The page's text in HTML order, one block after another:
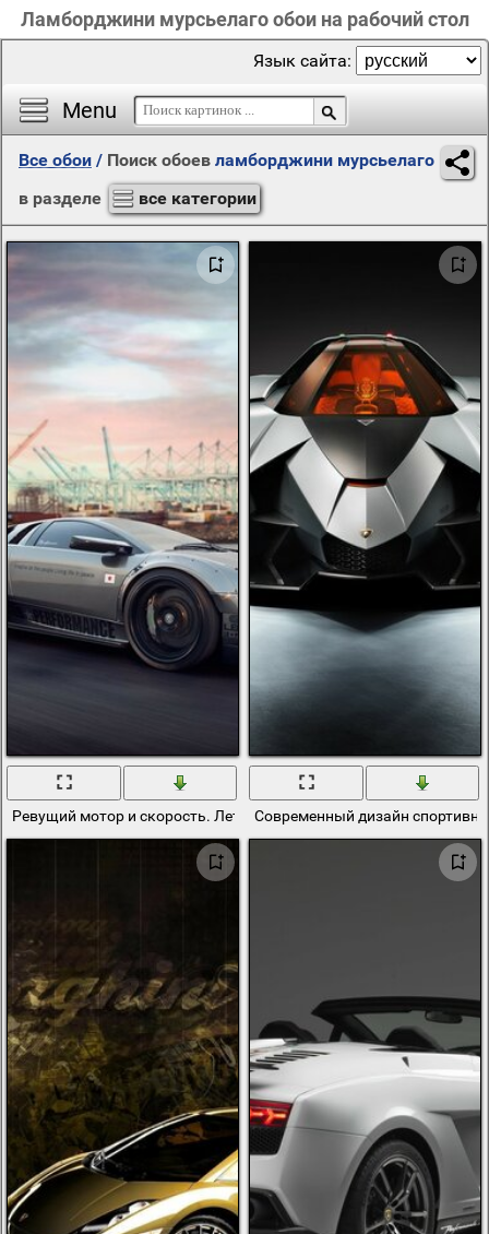
Ламборджини мурсьелаго обои на рабочий стол
Menu
Язык сайта:
Все обои / Поиск обоев ламборджини мурсьелаго
в разделе
все категории
Ревущий мотор и скорость. Летящий ламборджини
Современный дизайн